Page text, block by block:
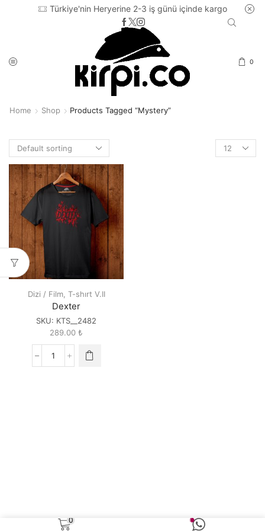
Türkiye'nin Heryerine 2-3 iş günü içinde kargo
0
Home Shop Products Tagged “mystery”
Products
per
Dizi / Film, T-shırt V.II
Dexter
SKU: KTS__2482
289.00 ₺
Dexter
0